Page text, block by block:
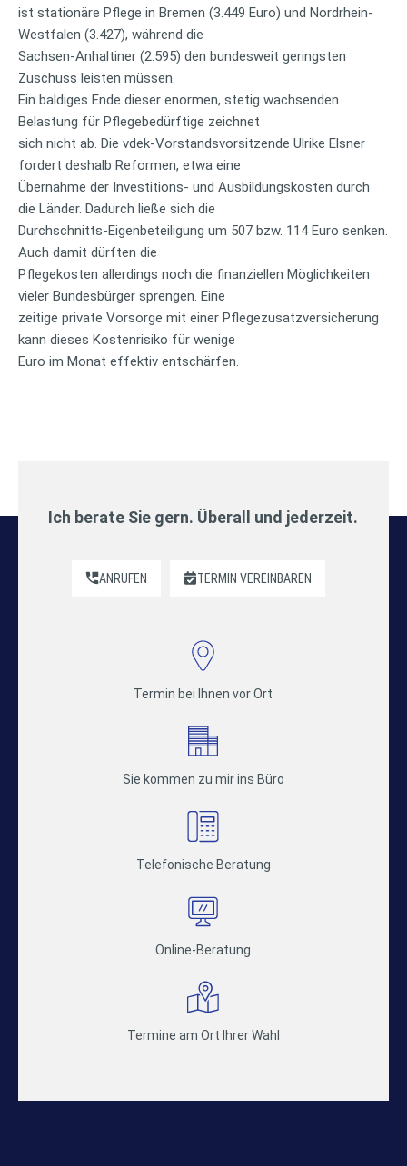
ist stationäre Pflege in Bremen (3.449 Euro) und Nordrhein-
Westfalen (3.427), während die
Sachsen-Anhaltiner (2.595) den bundesweit geringsten
Zuschuss leisten müssen.
Ein baldiges Ende dieser enormen, stetig wachsenden
Belastung für Pflegebedürftige zeichnet
sich nicht ab. Die vdek-Vorstandsvorsitzende Ulrike Elsner
fordert deshalb Reformen, etwa eine
Übernahme der Investitions- und Ausbildungskosten durch
die Länder. Dadurch ließe sich die
Durchschnitts-Eigenbeteiligung um 507 bzw. 114 Euro senken.
Auch damit dürften die
Pflegekosten allerdings noch die finanziellen Möglichkeiten
vieler Bundesbürger sprengen. Eine
zeitige private Vorsorge mit einer Pflegezusatzversicherung
kann dieses Kostenrisiko für wenige
Euro im Monat effektiv entschärfen.
Ich berate Sie gern. Überall und jederzeit.
ANRUFEN TERMIN VEREINBAREN
Termin bei Ihnen vor Ort
Sie kommen zu mir ins Büro
Telefonische Beratung
Online-Beratung
Termine am Ort Ihrer Wahl